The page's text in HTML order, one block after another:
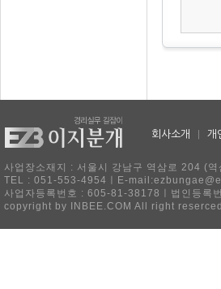
회사소개 개
사업장소재지 : 서울시 강남구 역삼로 204 (
TEL : 051-553-4954ㅣE-
사업자등록번호 : 605-81-38178ㅣ법인등록
copyright by INBEE.COM All right